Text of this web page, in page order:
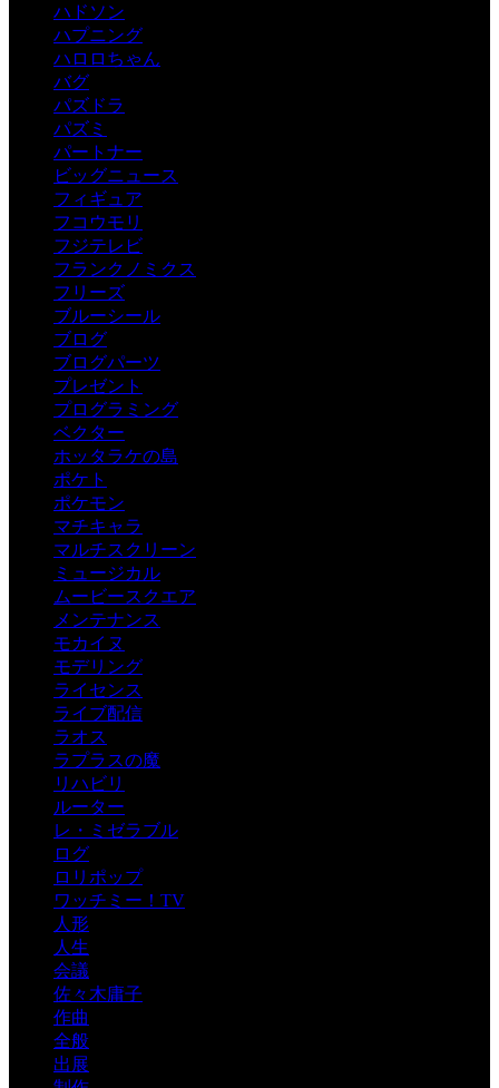
ハドソン
ハプニング
ハロロちゃん
バグ
パズドラ
パズミ
パートナー
ビッグニュース
フィギュア
フコウモリ
フジテレビ
フランクノミクス
フリーズ
ブルーシール
ブログ
ブログパーツ
プレゼント
プログラミング
ベクター
ホッタラケの島
ポケト
ポケモン
マチキャラ
マルチスクリーン
ミュージカル
ムービースクエア
メンテナンス
モカイヌ
モデリング
ライセンス
ライブ配信
ラオス
ラプラスの魔
リハビリ
ルーター
レ・ミゼラブル
ログ
ロリポップ
ワッチミー！TV
人形
人生
会議
佐々木庸子
作曲
全般
出展